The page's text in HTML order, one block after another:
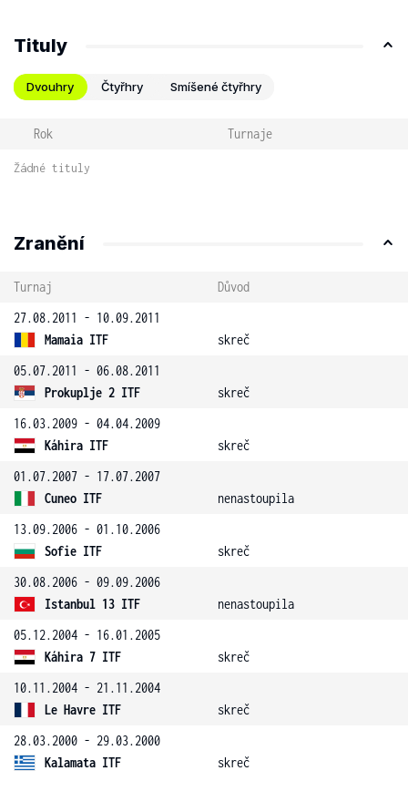
Tituly
Dvouhry Čtyřhry Smíšené čtyřhry
Rok Turnaje
Žádné tituly
Zranění
Turnaj
Důvod
27.08.2011 - 10.09.2011
Mamaia ITF
skreč
05.07.2011 - 06.08.2011
Prokuplje 2 ITF
skreč
16.03.2009 - 04.04.2009
Káhira ITF
skreč
01.07.2007 - 17.07.2007
Cuneo ITF
nenastoupila
13.09.2006 - 01.10.2006
Sofie ITF
skreč
30.08.2006 - 09.09.2006
Istanbul 13 ITF
nenastoupila
05.12.2004 - 16.01.2005
Káhira 7 ITF
skreč
10.11.2004 - 21.11.2004
Le Havre ITF
skreč
28.03.2000 - 29.03.2000
Kalamata ITF
skreč